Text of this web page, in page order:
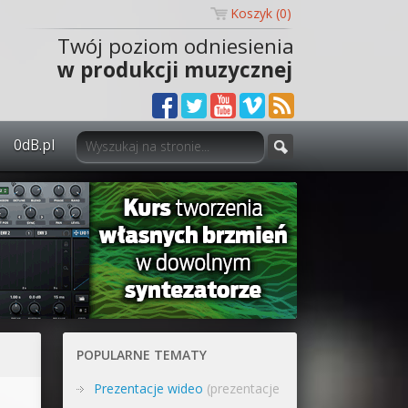
Koszyk (0)
Twój poziom odniesienia
w produkcji muzycznej
0dB.pl
0dB.pl - informacje
Newsletter
Materiały dla mediów
Archiwum aktualności
POPULARNE TEMATY
Prezentacje wideo (prezentacje